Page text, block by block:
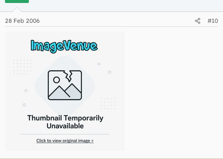
28 Feb 2006 #10